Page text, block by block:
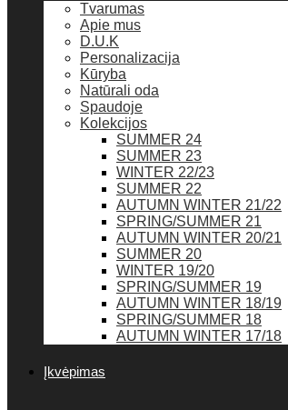
Tvarumas
Apie mus
D.U.K
Personalizacija
Kūryba
Natūrali oda
Spaudoje
Kolekcijos
SUMMER 24
SUMMER 23
WINTER 22/23
SUMMER 22
AUTUMN WINTER 21/22
SPRING/SUMMER 21
AUTUMN WINTER 20/21
SUMMER 20
WINTER 19/20
SPRING/SUMMER 19
AUTUMN WINTER 18/19
SPRING/SUMMER 18
AUTUMN WINTER 17/18
Įkvėpimas